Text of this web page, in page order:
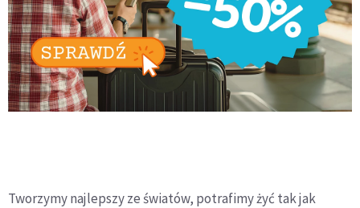
Tworzymy najlepszy ze światów, potrafimy żyć tak jak